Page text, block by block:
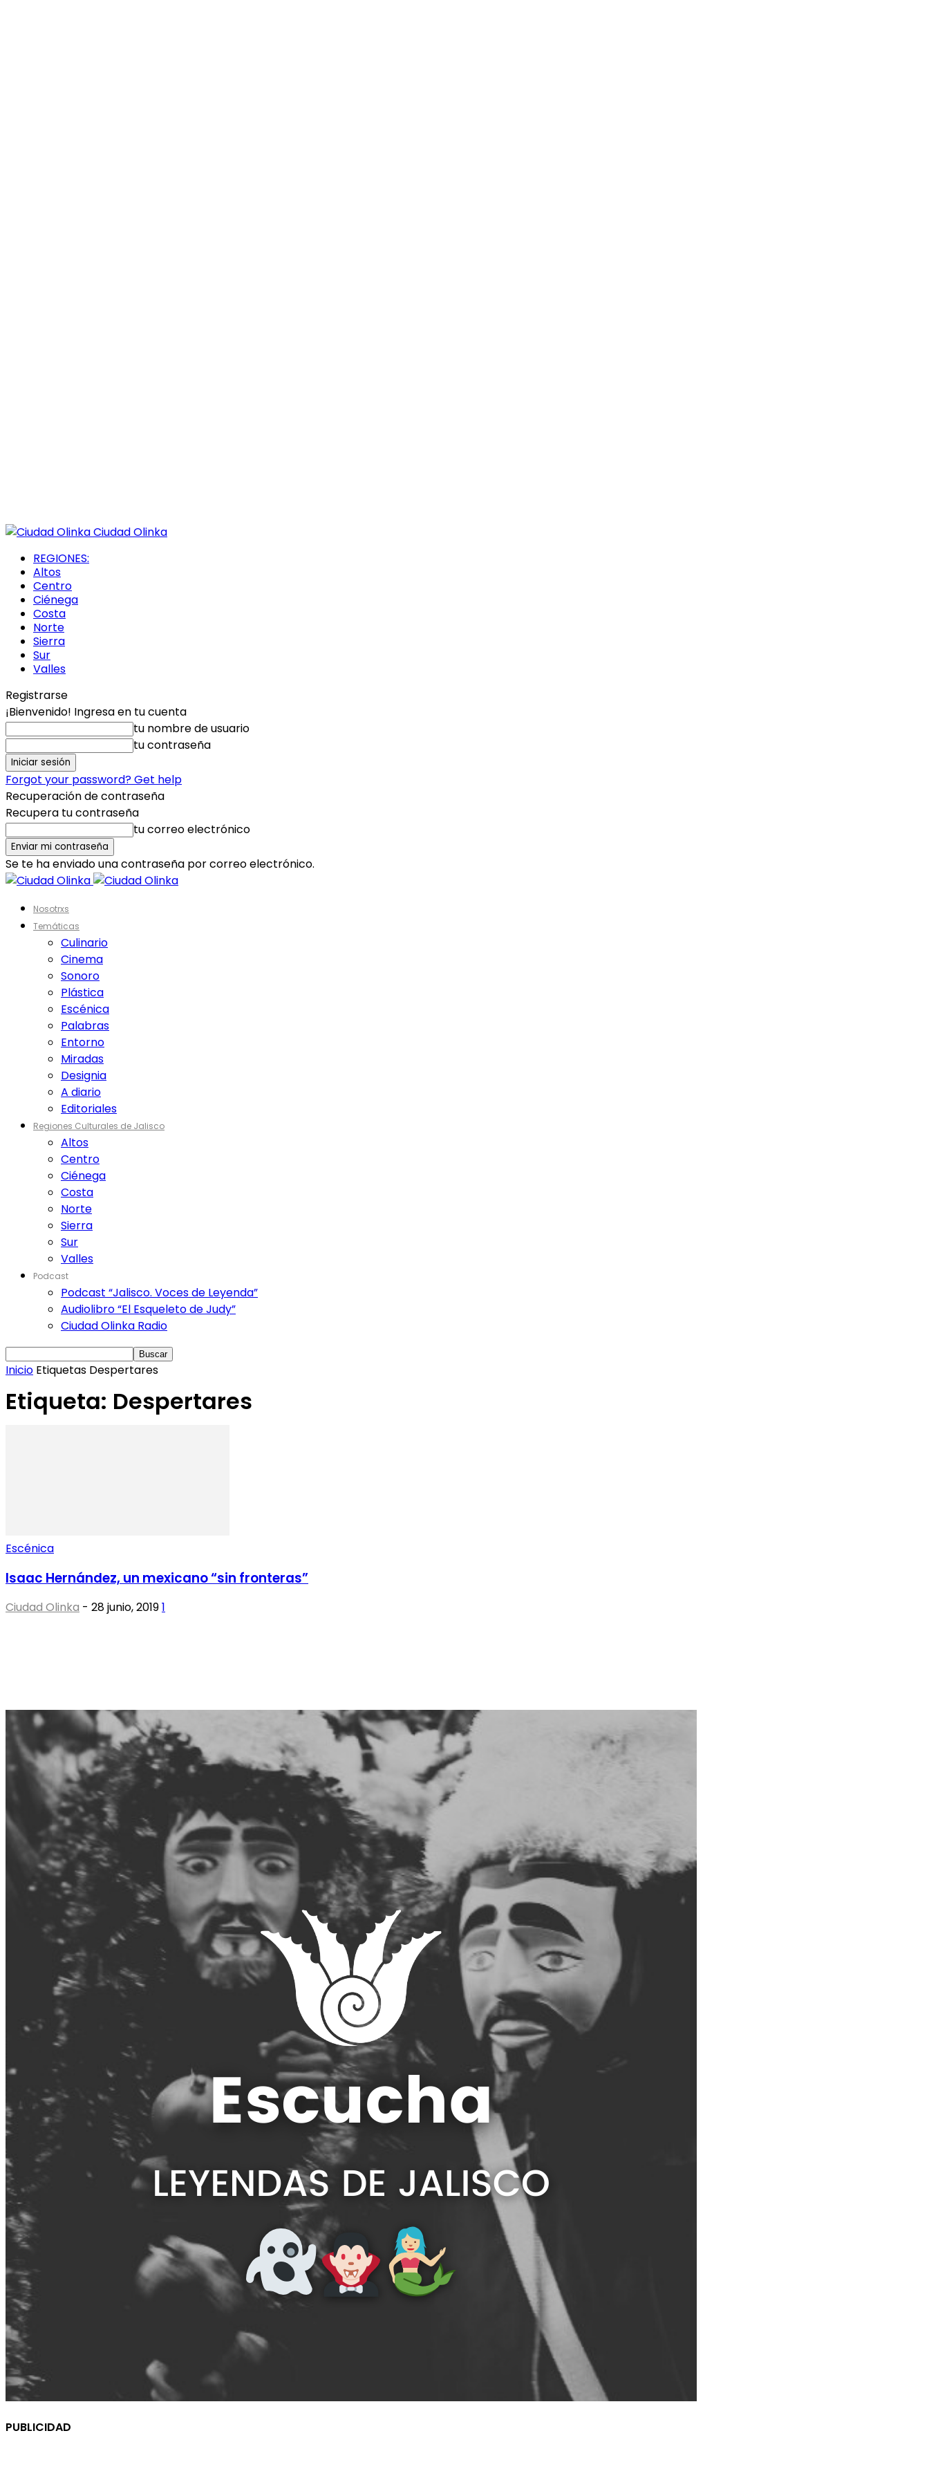
Ciudad Olinka
REGIONES:
Altos
Centro
Ciénega
Costa
Norte
Sierra
Sur
Valles
Registrarse
¡Bienvenido! Ingresa en tu cuenta
tu nombre de usuario
tu contraseña
Forgot your password? Get help
Recuperación de contraseña
Recupera tu contraseña
tu correo electrónico
Se te ha enviado una contraseña por correo electrónico.
Nosotrxs
Temáticas
Culinario
Cinema
Sonoro
Plástica
Escénica
Palabras
Entorno
Miradas
Designia
A diario
Editoriales
Regiones Culturales de Jalisco
Altos
Centro
Ciénega
Costa
Norte
Sierra
Sur
Valles
Podcast
Podcast “Jalisco. Voces de Leyenda”
Audiolibro “El Esqueleto de Judy”
Ciudad Olinka Radio
Inicio Etiquetas Despertares
Etiqueta: Despertares
Escénica
Isaac Hernández, un mexicano “sin fronteras”
Ciudad Olinka - 28 junio, 20191
PUBLICIDAD